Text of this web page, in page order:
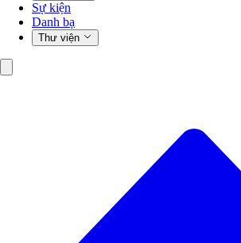
Sự kiện
Danh bạ
Thư viện